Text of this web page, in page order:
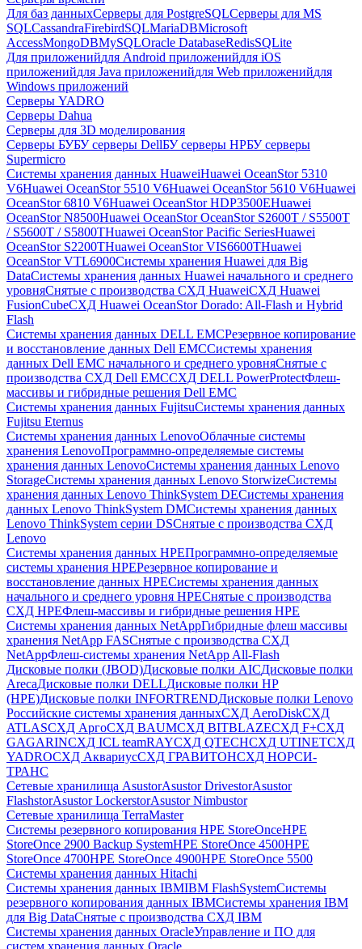
Для баз данныхСерверы для PostgreSQLСерверы для MS
SQLCassandraFirebirdSQLMariaDBMicrosoft
AccessMongoDBMySQLOracle DatabaseRedisSQLite
Для приложенийдля Android приложенийдля iOS
приложенийдля Java приложенийдля Web приложенийдля
Windows приложений
Серверы YADRO
Серверы Dahua
Серверы для 3D моделирования
Серверы БУБУ серверы DellБУ серверы HPБУ серверы
Supermicro
Системы хранения данных HuaweiHuawei OceanStor 5310
V6Huawei OceanStor 5510 V6Huawei OceanStor 5610 V6Huawei
OceanStor 6810 V6Huawei OceanStor HDP3500EHuawei
OceanStor N8500Huawei OceanStor OceanStor S2600T / S5500T
/ S5600T / S5800THuawei OceanStor Pacific SeriesHuawei
OceanStor S2200THuawei OceanStor VIS6600THuawei
OceanStor VTL6900Системы хранения Huawei для Big
DataСистемы хранения данных Huawei начального и среднего
уровняСнятые с производства СХД HuaweiСХД Huawei
FusionCubeСХД Huawei OceanStor Dorado: All-Flash и Hybrid
Flash
Системы хранения данных DELL EMCРезервное копирование
и восстановление данных Dell EMCСистемы хранения
данных Dell EMC начального и среднего уровняСнятые с
производства СХД Dell EMCСХД DELL PowerProtectФлеш-
массивы и гибридные решения Dell EMC
Системы хранения данных FujitsuСистемы хранения данных
Fujitsu Eternus
Системы хранения данных LenovoОблачные системы
хранения LenovoПрограммно-определяемые системы
хранения данных LenovoСистемы хранения данных Lenovo
StorageСистемы хранения данных Lenovo StorwizeСистемы
хранения данных Lenovo ThinkSystem DEСистемы хранения
данных Lenovo ThinkSystem DMСистемы хранения данных
Lenovo ThinkSystem серии DSСнятые с производства СХД
Lenovo
Системы хранения данных HPEПрограммно-определяемые
системы хранения HPEРезервное копирование и
восстановление данных HPEСистемы хранения данных
начального и среднего уровня HPEСнятые с производства
СХД HPEФлеш-массивы и гибридные решения HPE
Cистемы хранения данных NetAppГибридные флеш массивы
хранения NetApp FASСнятые с производства СХД
NetAppФлеш-системы хранения NetApp All-Flash
Дисковые полки (JBOD)Дисковые полки AICДисковые полки
ArecaДисковые полки DELLДисковые полки HP
(HPE)Дисковые полки INFORTRENDДисковые полки Lenovo
Российские системы хранения данныхСХД AeroDiskСХД
ATLASСХД AргоСХД BAUMСХД BITBLAZEСХД F+СХД
GAGARINСХД ICL teamRAYСХД QTECHСХД UTINETСХД
YADROСХД АквариусСХД ГРАВИТОНСХД НОРСИ-
ТРАНС
Сетевые хранилища AsustorAsustor DrivestorAsustor
FlashstorAsustor LockerstorAsustor Nimbustor
Сетевые хранилища TerraMaster
Системы резервного копирования HPE StoreOnceHPE
StoreOnce 2900 Backup SystemHPE StoreOnce 4500HPE
StoreOnce 4700HPE StoreOnce 4900HPE StoreOnce 5500
Системы хранения данных Hitachi
Системы хранения данных IBMIBM FlashSystemСистемы
резервного копирования данных IBMСистемы хранения IBM
для Big DataСнятые с производства СХД IBM
Системы хранения данных OracleУправление и ПО для
систем хранения данных Oracle